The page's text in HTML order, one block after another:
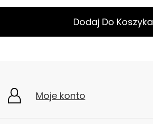
Dodaj Do Koszyka
Moje konto